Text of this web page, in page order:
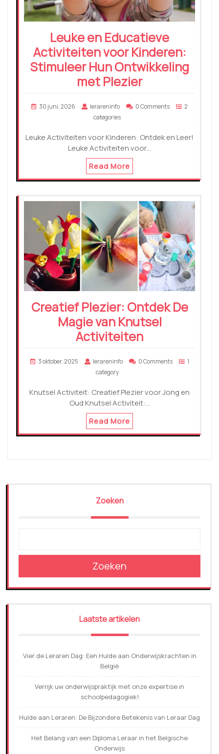
Leuke en Educatieve
Activiteiten voor Kinderen:
Stimuleer Hun Ontwikkeling
met Plezier
30 juni, 2026 lerareninfo 0 Comments
2
categories
Leuke Activiteiten voor Kinderen: Ontdek en Leer!
Leuke Activiteiten voor…
Read More
Creatief Plezier: Ontdek De
Magie van Knutsel
Activiteiten
3 oktober, 2025 lerareninfo 0 Comments
1
category
Knutsel Activiteit: Creatief Plezier voor Jong en
Oud Knutsel Activiteit:…
Read More
Zoeken
Zoeken
Laatste artikelen
Vier de Leraren Dag: Een Hulde aan Onderwijskrachten in
België
Verrijk uw onderwijspraktijk met onze expertise in
schoolpedagogiek!
Hulde aan Leraren: De Bijzondere Betekenis van Leraar Dag
Het Belang van een Diploma Leraar in het Belgische
Onderwijs